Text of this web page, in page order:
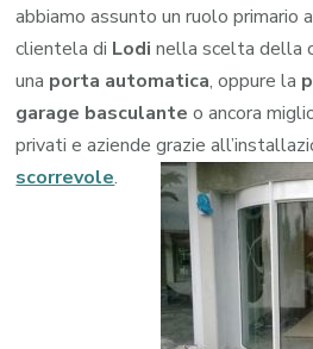
abbiamo assunto un ruolo primario
clientela di Lodi nella scelta della
una porta automatica, oppure la
garage basculante o ancora
privati e aziende grazie
scorrevole.